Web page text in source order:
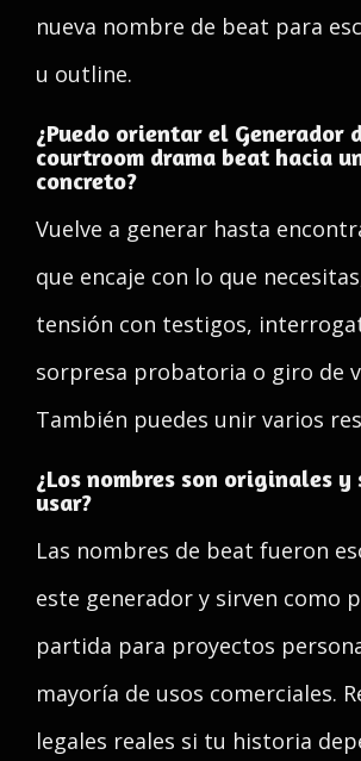
nueva nombre de beat para
u outline.
¿Puedo orientar el Generador
courtroom drama beat hacia
concreto?
Vuelve a generar hasta
que encaje con lo que
tensión con testigos,
sorpresa probatoria o giro de
También puedes unir varios
¿Los nombres son originales y
usar?
Las nombres de beat fueron
este generador y sirven como
partida para proyectos
mayoría de usos comerciales.
legales reales si tu historia